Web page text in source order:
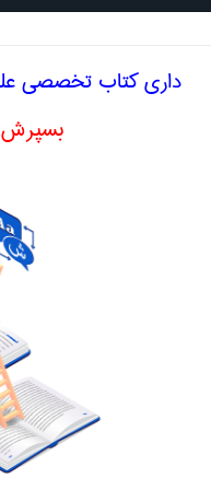
معادل انگلیسی
داری کتاب تخصصی
بسپرش